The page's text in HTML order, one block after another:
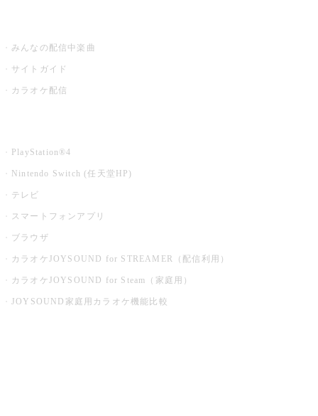
みんなの配信中楽曲
サイトガイド
カラオケ配信
PlayStation®4
Nintendo Switch (任天堂HP)
テレビ
スマートフォンアプリ
ブラウザ
カラオケJOYSOUND for STREAMER（配信利用）
カラオケJOYSOUND for Steam（家庭用）
JOYSOUND家庭用カラオケ機能比較